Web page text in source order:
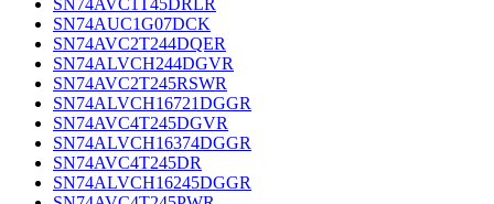
SN74AVC1T45DRLR
SN74AUC1G07DCK
SN74AVC2T244DQER
SN74ALVCH244DGVR
SN74AVC2T245RSWR
SN74ALVCH16721DGGR
SN74AVC4T245DGVR
SN74ALVCH16374DGGR
SN74AVC4T245DR
SN74ALVCH16245DGGR